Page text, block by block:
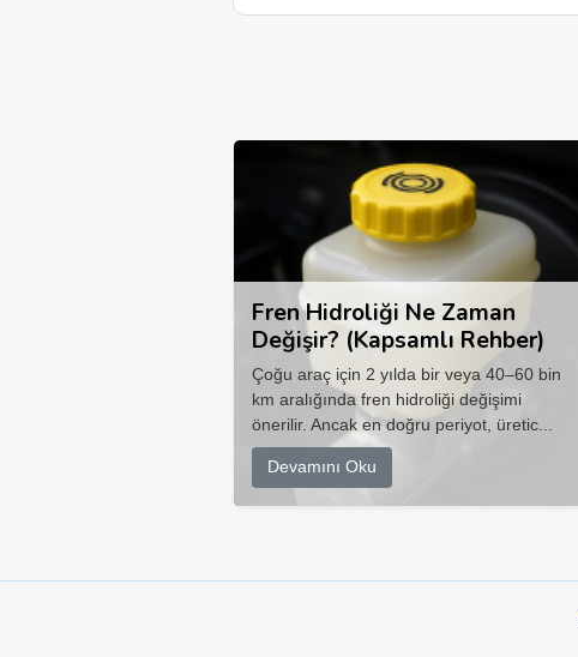
Fren Hidroliği Ne Zaman
Değişir? (Kapsamlı Rehber)
Çoğu araç için 2 yılda bir veya 40–60 bin
km aralığında fren hidroliği değişimi
önerilir. Ancak en doğru periyot, üretic...
Devamını Oku